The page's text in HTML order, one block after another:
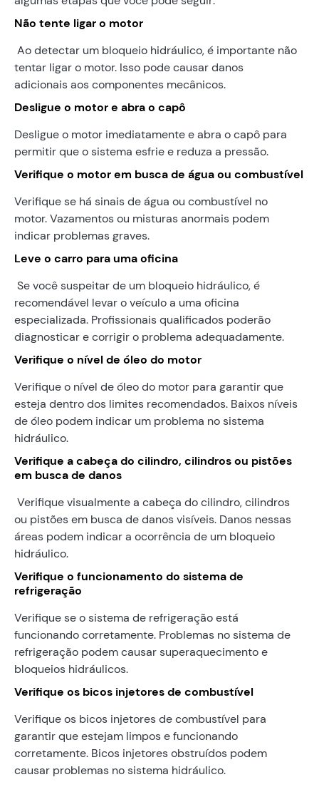
Não tente ligar o motor
Ao detectar um bloqueio hidráulico, é importante não
tentar ligar o motor. Isso pode causar danos
adicionais aos componentes mecânicos.
Desligue o motor e abra o capô
Desligue o motor imediatamente e abra o capô para
permitir que o sistema esfrie e reduza a pressão.
Verifique o motor em busca de água ou combustível
Verifique se há sinais de água ou combustível no
motor. Vazamentos ou misturas anormais podem
indicar problemas graves.
Leve o carro para uma oficina
Se você suspeitar de um bloqueio hidráulico, é
recomendável levar o veículo a uma oficina
especializada. Profissionais qualificados poderão
diagnosticar e corrigir o problema adequadamente.
Verifique o nível de óleo do motor
Verifique o nível de óleo do motor para garantir que
esteja dentro dos limites recomendados. Baixos níveis
de óleo podem indicar um problema no sistema
hidráulico.
Verifique a cabeça do cilindro, cilindros ou pistões
em busca de danos
Verifique visualmente a cabeça do cilindro, cilindros
ou pistões em busca de danos visíveis. Danos nessas
áreas podem indicar a ocorrência de um bloqueio
hidráulico.
Verifique o funcionamento do sistema de
refrigeração
Verifique se o sistema de refrigeração está
funcionando corretamente. Problemas no sistema de
refrigeração podem causar superaquecimento e
bloqueios hidráulicos.
Verifique os bicos injetores de combustível
Verifique os bicos injetores de combustível para
garantir que estejam limpos e funcionando
corretamente. Bicos injetores obstruídos podem
causar problemas no sistema hidráulico.